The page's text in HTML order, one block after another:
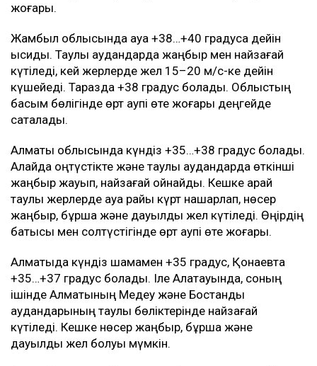
жоғары.
Жамбыл облысында ауа +38…+40 градусқа дейін
ысиды. Таулы аудандарда жаңбыр мен найзағай
күтіледі, кей жерлерде жел 15–20 м/с-ке дейін
күшейеді. Таразда +38 градус болады. Облыстың
басым бөлігінде өрт қаупі өте жоғары деңгейде
сақталады.
Алматы облысында күндіз +35…+38 градус болады.
Алайда оңтүстікте және таулы аудандарда өткінші
жаңбыр жауып, найзағай ойнайды. Кешке қарай
таулы жерлерде ауа райы күрт нашарлап, нөсер
жаңбыр, бұршақ және дауылды жел күтіледі. Өңірдің
батысы мен солтүстігінде өрт қаупі өте жоғары.
Алматыда күндіз шамамен +35 градус, Қонаевта
+35…+37 градус болады. Іле Алатауында, соның
ішінде Алматының Медеу және Бостандық
аудандарының таулы бөліктерінде найзағай
күтіледі. Кешке нөсер жаңбыр, бұршақ және
дауылды жел болуы мүмкін.